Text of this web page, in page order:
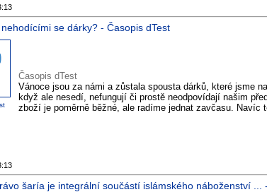
se dárky? - Časopis dTest
Časopis dTest
Vánoce jsou za námi a zůstala spousta dárků, které jsme
když ale nesedí, nefungují či prostě neodpovídají našim
zboží je poměrně běžné, ale radíme jednat zavčasu. Navíc
šaría je integrální součástí islámského náboženství ...